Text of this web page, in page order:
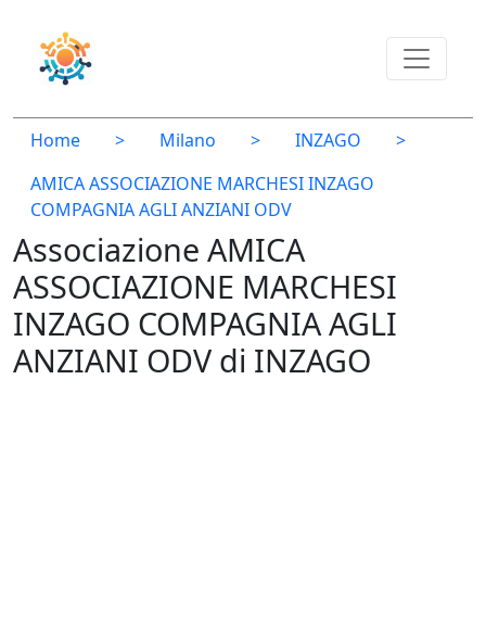
Home > Milano > INZAGO
>
AMICA ASSOCIAZIONE MARCHESI INZAGO
COMPAGNIA AGLI ANZIANI ODV
Associazione AMICA
ASSOCIAZIONE MARCHESI
INZAGO COMPAGNIA AGLI
ANZIANI ODV di INZAGO